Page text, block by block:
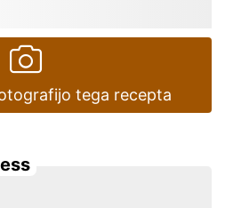
tega recepta